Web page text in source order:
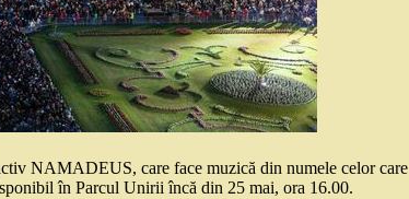
NAMADEUS, care face muzică din numele celor care
în Parcul Unirii încă din 25 mai, ora 16.00.